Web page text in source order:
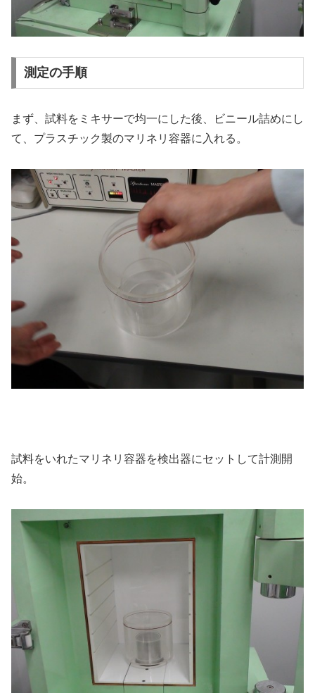
測定の手順
まず、試料をミキサーで均一にした後、ビニール詰めにし
て、プラスチック製のマリネリ容器に入れる。
試料をいれたマリネリ容器を検出器にセットして計測開
始。